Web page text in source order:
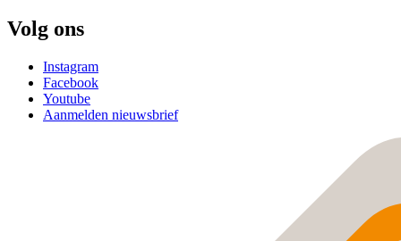
Volg ons
Instagram
Facebook
Youtube
Aanmelden nieuwsbrief